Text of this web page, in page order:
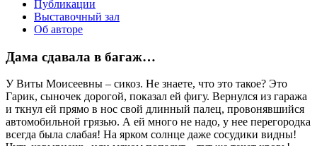
Публикации
Выставочный зал
Об авторе
Дама сдавала в багаж…
У Виты Моисеевны – сикоз. Не знаете, что это такое? Это
Гарик, сыночек дорогой, показал ей фигу. Вернулся из гаража
и ткнул ей прямо в нос свой длинный палец, провонявшийся
автомобильной грязью. А ей много не надо, у нее перегородка
всегда была слабая! На ярком солнце даже сосудики видны!